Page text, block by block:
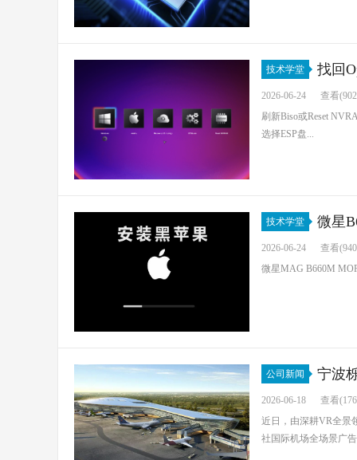
技术学堂 找回
2026-06-24
查看
刷新Biso或Reset
选择ESP盘...
技术学堂 微星
2026-06-24
查看
微星MAG B660M
公司新闻
宁波
开启空港广告
2026-06-18
查看
近日，由深耕VR全景
社国际机场全场景广